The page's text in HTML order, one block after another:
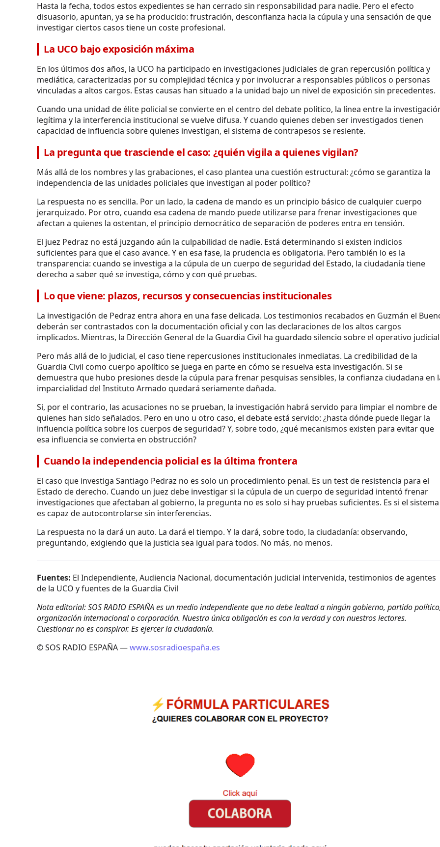
Hasta la fecha, todos estos expedientes se han cerrado sin responsabilidad para nadie. Pero el efecto
disuasorio, apuntan, ya se ha producido: frustración, desconfianza hacia la cúpula y una sensación de que
investigar ciertos casos tiene un coste profesional.
La UCO bajo exposición máxima
En los últimos dos años, la UCO ha participado en investigaciones judiciales de gran repercusión política y
mediática, caracterizadas por su complejidad técnica y por involucrar a responsables públicos o personas
vinculadas a altos cargos. Estas causas han situado a la unidad bajo un nivel de exposición sin precedentes.
Cuando una unidad de élite policial se convierte en el centro del debate político, la línea entre la
legítima y la interferencia institucional se vuelve difusa. Y cuando quienes deben ser investigados tienen
capacidad de influencia sobre quienes investigan, el sistema de contrapesos se resiente.
La pregunta que trasciende el caso: ¿quién vigila a quienes vigilan?
Más allá de los nombres y las grabaciones, el caso plantea una cuestión estructural: ¿cómo se garantiza la
independencia de las unidades policiales que investigan al poder político?
La respuesta no es sencilla. Por un lado, la cadena de mando es un principio básico de cualquier cuerpo
jerarquizado. Por otro, cuando esa cadena de mando puede utilizarse para frenar investigaciones que
afectan a quienes la ostentan, el principio democrático de separación de poderes entra en tensión.
El juez Pedraz no está juzgando aún la culpabilidad de nadie. Está determinando si existen indicios
suficientes para que el caso avance. Y en esa fase, la prudencia es obligatoria. Pero también lo es la
transparencia: cuando se investiga a la cúpula de un cuerpo de seguridad del Estado, la ciudadanía tiene
derecho a saber qué se investiga, cómo y con qué pruebas.
Lo que viene: plazos, recursos y consecuencias institucionales
La investigación de Pedraz entra ahora en una fase delicada. Los testimonios recabados en Guzmán el
deberán ser contrastados con la documentación oficial y con las declaraciones de los altos cargos
implicados. Mientras, la Dirección General de la Guardia Civil ha guardado silencio sobre el operativo
Pero más allá de lo judicial, el caso tiene repercusiones institucionales inmediatas. La credibilidad de la
Guardia Civil como cuerpo apolítico se juega en parte en cómo se resuelva esta investigación. Si se
demuestra que hubo presiones desde la cúpula para frenar pesquisas sensibles, la confianza ciudadana en
imparcialidad del Instituto Armado quedará seriamente dañada.
Si, por el contrario, las acusaciones no se prueban, la investigación habrá servido para limpiar el nombre de
quienes han sido señalados. Pero en uno u otro caso, el debate está servido: ¿hasta dónde puede llegar la
influencia política sobre los cuerpos de seguridad? Y, sobre todo, ¿qué mecanismos existen para evitar que
esa influencia se convierta en obstrucción?
Cuando la independencia policial es la última frontera
El caso que investiga Santiago Pedraz no es solo un procedimiento penal. Es un test de resistencia para el
Estado de derecho. Cuando un juez debe investigar si la cúpula de un cuerpo de seguridad intentó frenar
investigaciones que afectaban al gobierno, la pregunta no es solo si hay pruebas suficientes. Es si el sistema
es capaz de autocontrolarse sin interferencias.
La respuesta no la dará un auto. La dará el tiempo. Y la dará, sobre todo, la ciudadanía: observando,
preguntando, exigiendo que la justicia sea igual para todos. No más, no menos.
Fuentes: El Independiente, Audiencia Nacional, documentación judicial intervenida, testimonios de agentes
de la UCO y fuentes de la Guardia Civil
Nota editorial: SOS RADIO ESPAÑA es un medio independiente que no debe lealtad a ningún gobierno, partido
organización internacional o corporación. Nuestra única obligación es con la verdad y con nuestros lectores.
Cuestionar no es conspirar. Es ejercer la ciudadanía.
© SOS RADIO ESPAÑA —www.sosradioespaña.es